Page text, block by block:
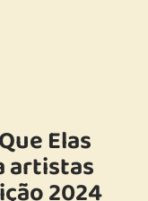
Elas
artistas